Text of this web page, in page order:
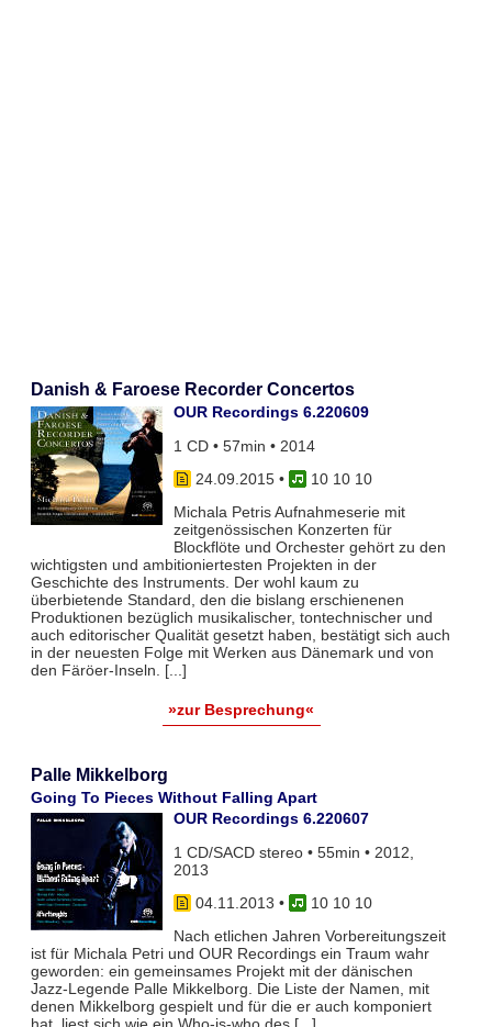
Danish & Faroese Recorder Concertos
OUR Recordings 6.220609
1 CD • 57min • 2014
24.09.2015•
10 10 10
Michala Petris Aufnahmeserie mit
zeitgenössischen Konzerten für
Blockflöte und Orchester gehört zu den
wichtigsten und ambitioniertesten Projekten in der
Geschichte des Instruments. Der wohl kaum zu
überbietende Standard, den die bislang erschienenen
Produktionen bezüglich musikalischer, tontechnischer und
auch editorischer Qualität gesetzt haben, bestätigt sich auch
in der neuesten Folge mit Werken aus Dänemark und von
den Färöer-Inseln. [...]
»zur Besprechung«
Palle Mikkelborg
Going To Pieces Without Falling Apart
OUR Recordings 6.220607
1 CD/SACD stereo • 55min • 2012,
2013
04.11.2013 •
10 10 10
Nach etlichen Jahren Vorbereitungszeit
ist für Michala Petri und OUR Recordings ein Traum wahr
geworden: ein gemeinsames Projekt mit der dänischen
Jazz-Legende Palle Mikkelborg. Die Liste der Namen, mit
denen Mikkelborg gespielt und für die er auch komponiert